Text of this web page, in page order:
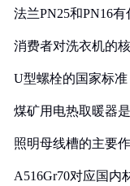
法兰PN25和PN16有
消费者对洗衣机的
U型螺栓的国家标准
煤矿用电热取暖器
照明母线槽的主要
A516Gr70对应国内